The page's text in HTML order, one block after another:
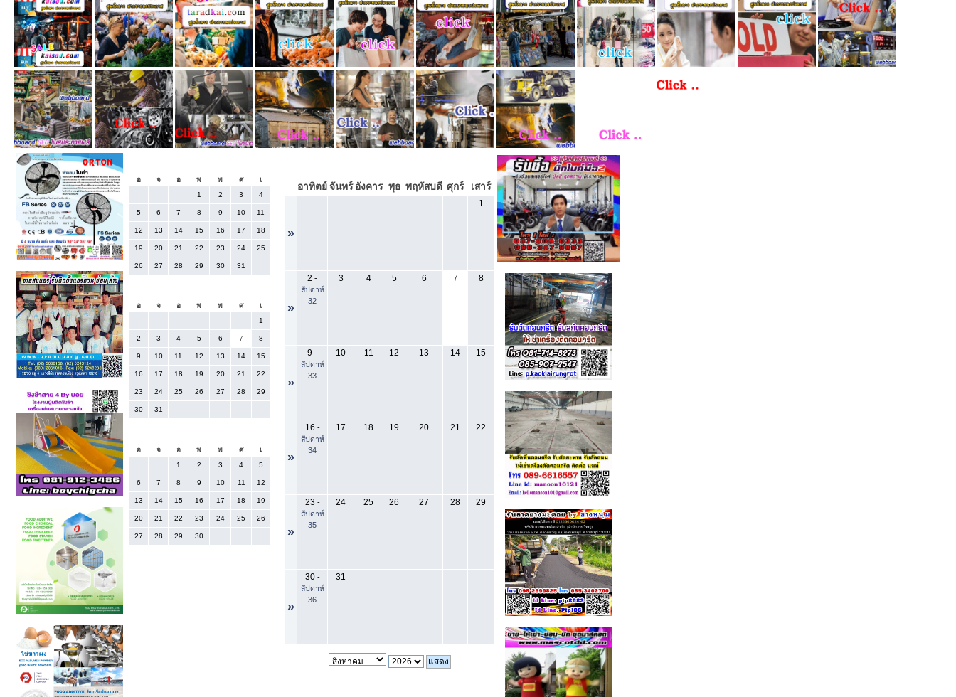
อ จ อ พ พ ศ
เ
1
2 3 4
5 6 7 8 9 10 11
12 13 14 15 16 17 18
19 20 21 22 23 24 25
26 27 28 29 30 31
อ จ อ พ พ ศ
เ
1
2 3 4 5 6 7 8
9 10 11 12 13 14 15
16 17 18 19 20 21 22
23 24 25 26 27 28 29
30 31
อ จ อ พ พ ศ
เ
1
2 3 4 5
6 7 8 9 10 11 12
13 14 15 16 17 18 19
20 21 22 23 24 25 26
27 28 29 30
อาทิตย์ จันทร์ อังคาร พุธ พฤหัสบดี ศุกร์ เสาร์
»
1
»
2 -
สัปดาห์
32
3 4 5 6 7 8
»
9 -
สัปดาห์
33
10 11 12 13 14 15
»
16 -
สัปดาห์
34
17 18 19 20 21 22
»
23 -
สัปดาห์
35
24 25 26 27 28 29
»
30-
สัปดาห์
36
31